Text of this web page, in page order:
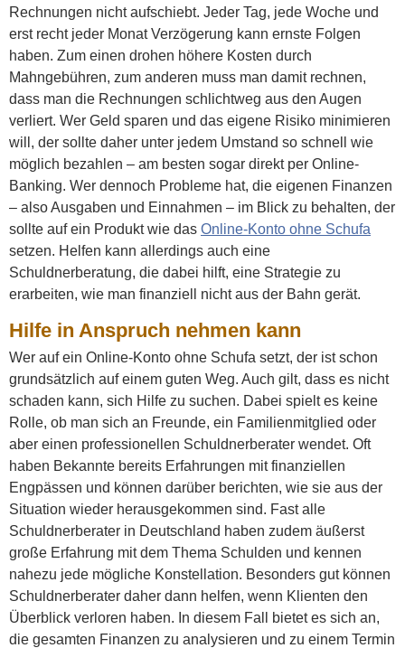
Rechnungen nicht aufschiebt. Jeder Tag, jede Woche und
erst recht jeder Monat Verzögerung kann ernste Folgen
haben. Zum einen drohen höhere Kosten durch
Mahngebühren, zum anderen muss man damit rechnen,
dass man die Rechnungen schlichtweg aus den Augen
verliert. Wer Geld sparen und das eigene Risiko minimieren
will, der sollte daher unter jedem Umstand so schnell wie
möglich bezahlen – am besten sogar direkt per Online-
Banking. Wer dennoch Probleme hat, die eigenen Finanzen
– also Ausgaben und Einnahmen – im Blick zu behalten, der
sollte auf ein Produkt wie das Online-Konto ohne Schufa
setzen. Helfen kann allerdings auch eine
Schuldnerberatung, die dabei hilft, eine Strategie zu
erarbeiten, wie man finanziell nicht aus der Bahn gerät.
Hilfe in Anspruch nehmen kann
Wer auf ein Online-Konto ohne Schufa setzt, der ist schon
grundsätzlich auf einem guten Weg. Auch gilt, dass es nicht
schaden kann, sich Hilfe zu suchen. Dabei spielt es keine
Rolle, ob man sich an Freunde, ein Familienmitglied oder
aber einen professionellen Schuldnerberater wendet. Oft
haben Bekannte bereits Erfahrungen mit finanziellen
Engpässen und können darüber berichten, wie sie aus der
Situation wieder herausgekommen sind. Fast alle
Schuldnerberater in Deutschland haben zudem äußerst
große Erfahrung mit dem Thema Schulden und kennen
nahezu jede mögliche Konstellation. Besonders gut können
Schuldnerberater daher dann helfen, wenn Klienten den
Überblick verloren haben. In diesem Fall bietet es sich an,
die gesamten Finanzen zu analysieren und zu einem Termin